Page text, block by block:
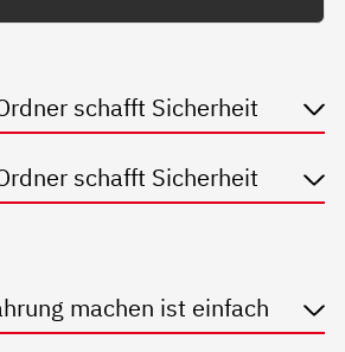
schafft Sicherheit
schafft Sicherheit
machen ist einfach